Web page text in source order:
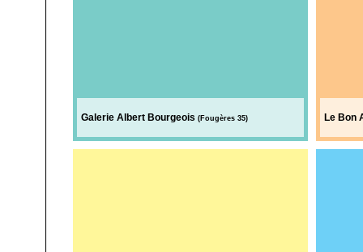
Galerie Albert Bourgeois (Fougères 35) Le Bon